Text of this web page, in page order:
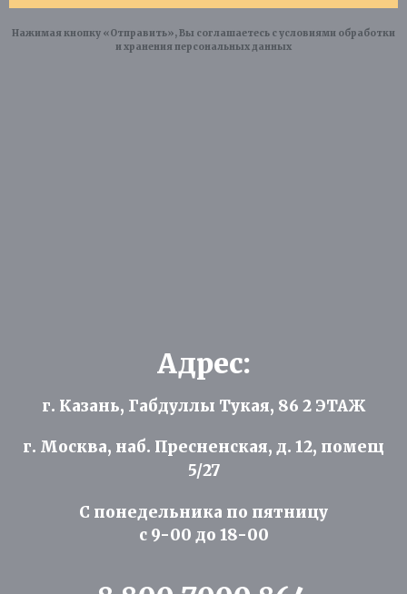
Нажимая кнопку «Отправить», Вы соглашаетесь с условиями обработки
и хранения персональных данных
Адрес:
г. Казань, Габдуллы Тукая, 86 2 ЭТАЖ
г. Москва, наб. Пресненская, д. 12, помещ
5/27
С понедельника по пятницу
с 9-00 до 18-00